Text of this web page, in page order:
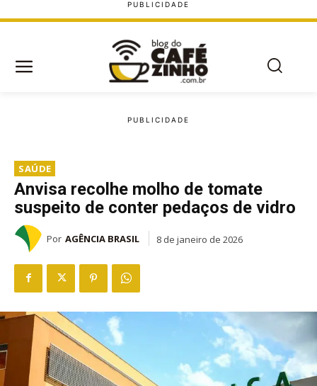
SAÚDE
Anvisa recolhe molho de tomate
suspeito de conter pedaços de vidro
Por AGÊNCIA BRASIL 8 de janeiro de 2026